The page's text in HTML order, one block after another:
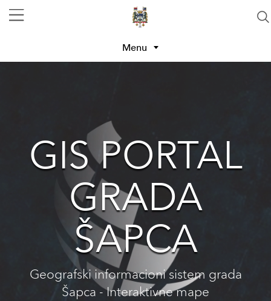
Menu
GIS PORTAL
GRADA
ŠAPCA
Geografski informacioni sistem grada
Šapca - Interaktivne mape